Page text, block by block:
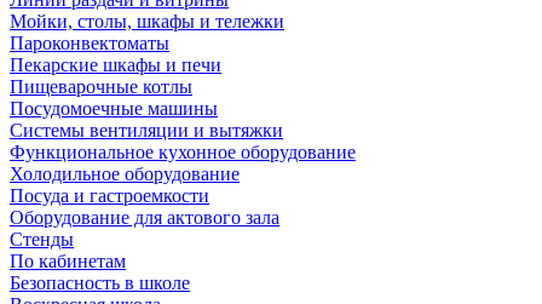
Мойки, столы, шкафы и тележки
Пароконвектоматы
Пекарские шкафы и печи
Пищеварочные котлы
Посудомоечные машины
Системы вентиляции и вытяжки
Функциональное кухонное оборудование
Холодильное оборудование
Посуда и гастроемкости
Оборудование для актового зала
Стенды
По кабинетам
Безопасность в школе